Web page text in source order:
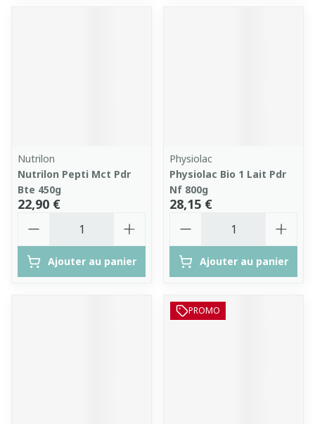
Nutrilon
Nutrilon Pepti Mct Pdr
Bte 450g
22,90 €
Ajouter au panier
Physiolac
Physiolac Bio 1 Lait Pdr
Nf 800g
28,15 €
Ajouter au panier
PROMO